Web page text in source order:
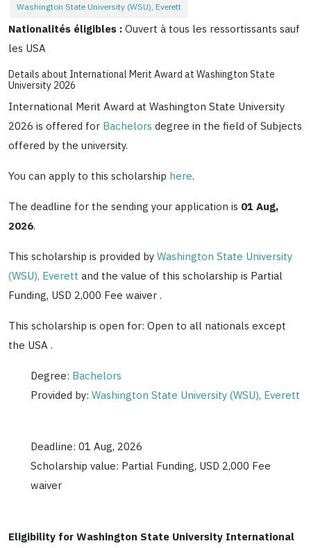
Washington State University (WSU), Everett
Nationalités éligibles :Ouvert à tous les ressortissants sauf
les USA
Details about International Merit Award at Washington State
University 2026
International Merit Award at Washington State University
2026 is offered for Bachelors degree in the field of Subjects
offered by the university.
You can apply to this scholarship here.
The deadline for the sending your application is 01 Aug,
2026.
This scholarship is provided byWashington State University
(WSU), Everett and the value of this scholarship is Partial
Funding, USD 2,000 Fee waiver.
This scholarship is open for: Open to all nationals except
the USA .
Degree: Bachelors
Provided by: Washington State University (WSU), Everett
Deadline: 01 Aug, 2026
Scholarship value: Partial Funding, USD 2,000 Fee
waiver
Eligibility forWashington State University International